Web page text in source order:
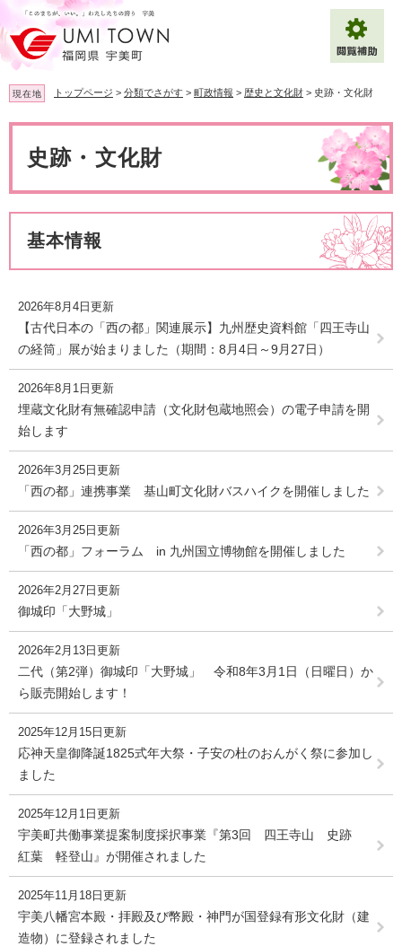
ー
ジ
の
先
頭
で
ニ
ュ
ー
を
飛
ば
文
へ
Multilingual（English・中文・한글）
現在地 トップページ > 分類でさがす > 町政情報 > 歴史と文化財 > 史跡・文化財
史跡・文化財
基本情報
2026年8月4日更新
【古代日本の「西の都」関連展示】九州歴史資料館「四王寺山
の経筒」展が始まりました（期間：8月4日～9月27日）
2026年8月1日更新
埋蔵文化財有無確認申請（文化財包蔵地照会）の電子申請を開
始します
2026年3月25日更新
「西の都」連携事業 基山町文化財バスハイクを開催しました
2026年3月25日更新
「西の都」フォーラム in 九州国立博物館を開催しました
2026年2月27日更新
御城印「大野城」
2026年2月13日更新
二代（第2弾）御城印「大野城」 令和8年3月1日（日曜日）か
ら販売開始します！
2025年12月15日更新
応神天皇御降誕1825式年大祭・子安の杜のおんがく祭に参加し
ました
2025年12月1日更新
宇美町共働事業提案制度採択事業『第3回 四王寺山 史跡
紅葉 軽登山』が開催されました
2025年11月18日更新
宇美八幡宮本殿・拝殿及び幣殿・神門が国登録有形文化財（建
造物）に登録されました